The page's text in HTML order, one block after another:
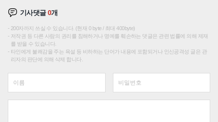
기사댓글0개
200자까지 쓰실 수 있습니다. (현재 0 byte / 최대 400byte)
저작권 등 다른 사람의 권리를 침해하거나 명예를 훼손하는 댓글은 관련 법률에 의해 제재
를 받을 수 있습니다.
타인에게 불쾌감을 주는 욕설 등 비하하는 단어가 내용에 포함되거나 인신공격성 글은 관
리자의 판단에 의해 삭제 합니다.